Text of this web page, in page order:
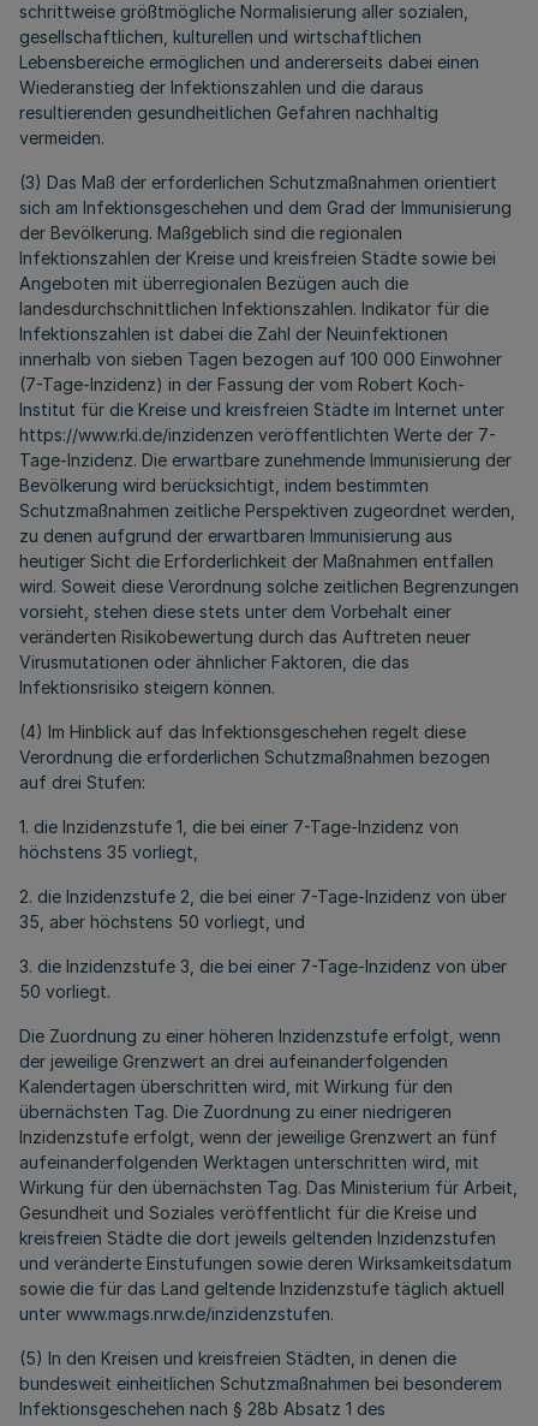
schrittweise größtmögliche Normalisierung aller sozialen,
gesellschaftlichen, kulturellen und wirtschaftlichen
Lebensbereiche ermöglichen und andererseits dabei einen
Wiederanstieg der Infektionszahlen und die daraus
resultierenden gesundheitlichen Gefahren nachhaltig
vermeiden.
(3) Das Maß der erforderlichen Schutzmaßnahmen orientiert
sich am Infektionsgeschehen und dem Grad der Immunisierung
der Bevölkerung. Maßgeblich sind die regionalen
Infektionszahlen der Kreise und kreisfreien Städte sowie bei
Angeboten mit überregionalen Bezügen auch die
landesdurchschnittlichen Infektionszahlen. Indikator für die
Infektionszahlen ist dabei die Zahl der Neuinfektionen
innerhalb von sieben Tagen bezogen auf 100 000 Einwohner
(7-Tage-Inzidenz) in der Fassung der vom Robert Koch-
Institut für die Kreise und kreisfreien Städte im Internet unter
https://www.rki.de/inzidenzen veröffentlichten Werte der 7-
Tage-Inzidenz. Die erwartbare zunehmende Immunisierung der
Bevölkerung wird berücksichtigt, indem bestimmten
Schutzmaßnahmen zeitliche Perspektiven zugeordnet werden,
zu denen aufgrund der erwartbaren Immunisierung aus
heutiger Sicht die Erforderlichkeit der Maßnahmen entfallen
wird. Soweit diese Verordnung solche zeitlichen Begrenzungen
vorsieht, stehen diese stets unter dem Vorbehalt einer
veränderten Risikobewertung durch das Auftreten neuer
Virusmutationen oder ähnlicher Faktoren, die das
Infektionsrisiko steigern können.
(4) Im Hinblick auf das Infektionsgeschehen regelt diese
Verordnung die erforderlichen Schutzmaßnahmen bezogen
auf drei Stufen:
1. die Inzidenzstufe 1, die bei einer 7-Tage-Inzidenz von
höchstens 35 vorliegt,
2. die Inzidenzstufe 2, die bei einer 7-Tage-Inzidenz von über
35, aber höchstens 50 vorliegt, und
3. die Inzidenzstufe 3, die bei einer 7-Tage-Inzidenz von über
50 vorliegt.
Die Zuordnung zu einer höheren Inzidenzstufe erfolgt, wenn
der jeweilige Grenzwert an drei aufeinanderfolgenden
Kalendertagen überschritten wird, mit Wirkung für den
übernächsten Tag. Die Zuordnung zu einer niedrigeren
Inzidenzstufe erfolgt, wenn der jeweilige Grenzwert an fünf
aufeinanderfolgenden Werktagen unterschritten wird, mit
Wirkung für den übernächsten Tag. Das Ministerium für Arbeit,
Gesundheit und Soziales veröffentlicht für die Kreise und
kreisfreien Städte die dort jeweils geltenden Inzidenzstufen
und veränderte Einstufungen sowie deren Wirksamkeitsdatum
sowie die für das Land geltende Inzidenzstufe täglich aktuell
unter www.mags.nrw.de/inzidenzstufen.
(5) In den Kreisen und kreisfreien Städten, in denen die
bundesweit einheitlichen Schutzmaßnahmen bei besonderem
Infektionsgeschehen nach § 28b Absatz 1 des